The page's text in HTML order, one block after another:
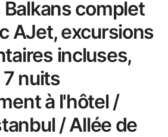
complet
AJet, excursions
incluses,
nuits
à l'hôtel /
/ Allée de